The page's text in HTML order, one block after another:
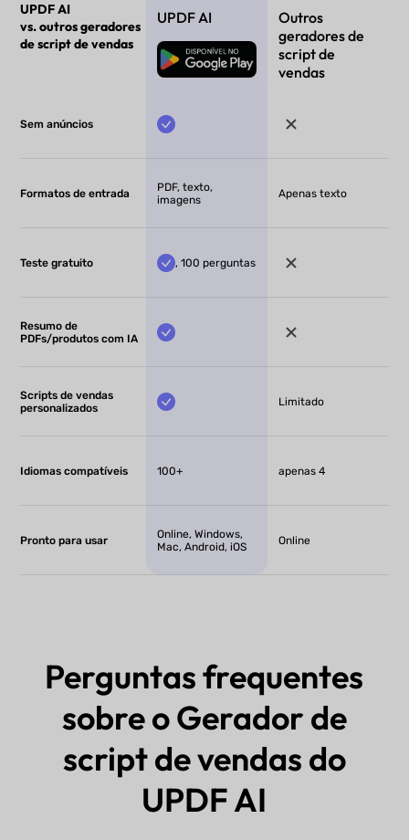
UPDF AI
vs. outros geradores
de script de vendas
UPDF AI
Baixar Grátis
Outros
geradores de
script de
vendas
Sem anúncios
Formatos de entrada
PDF, texto,
imagens
Apenas texto
Teste gratuito , 100 perguntas
Resumo de
PDFs/produtos com IA
Scripts de vendas
personalizados
Limitado
Idiomas compatíveis 100+ apenas 4
Pronto para usar
Online, Windows,
Mac, Android, iOS
Online
Perguntas frequentes
sobre o Gerador de
script de vendas do
UPDF AI